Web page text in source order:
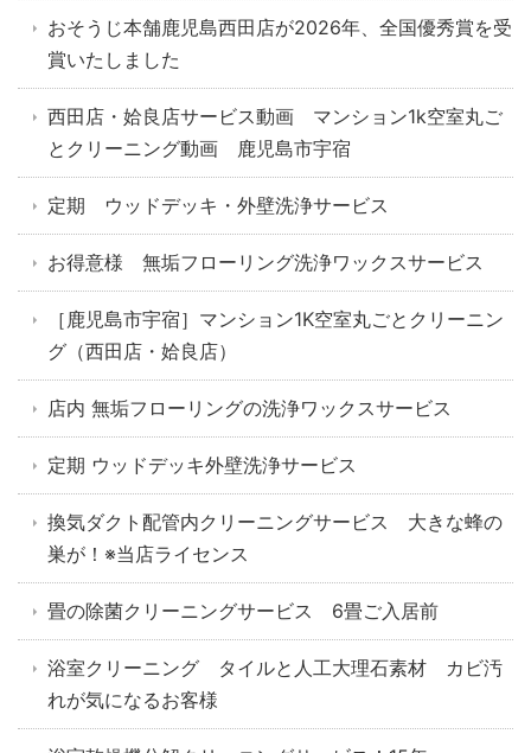
おそうじ本舗鹿児島西田店が2026年、全国優秀賞を受
賞いたしました
西田店・姶良店サービス動画 マンション1k空室丸ご
とクリーニング動画 鹿児島市宇宿
定期 ウッドデッキ・外壁洗浄サービス
お得意様 無垢フローリング洗浄ワックスサービス
［鹿児島市宇宿］マンション1K空室丸ごとクリーニン
グ（西田店・姶良店）
店内 無垢フローリングの洗浄ワックスサービス
定期 ウッドデッキ外壁洗浄サービス
換気ダクト配管内クリーニングサービス 大きな蜂の
巣が！※当店ライセンス
畳の除菌クリーニングサービス 6畳ご入居前
浴室クリーニング タイルと人工大理石素材 カビ汚
れが気になるお客様